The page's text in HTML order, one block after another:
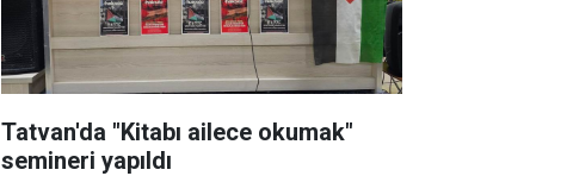
Tatvan'da "Kitabı ailece okumak"
semineri yapıldı